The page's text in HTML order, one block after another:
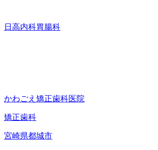
日高内科胃腸科
かわごえ矯正歯科医院
矯正歯科
宮崎県都城市